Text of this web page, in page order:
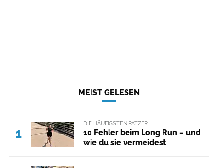
MEIST GELESEN
1
DIE HÄUFIGSTEN PATZER
10 Fehler beim Long Run – und
wie du sie vermeidest